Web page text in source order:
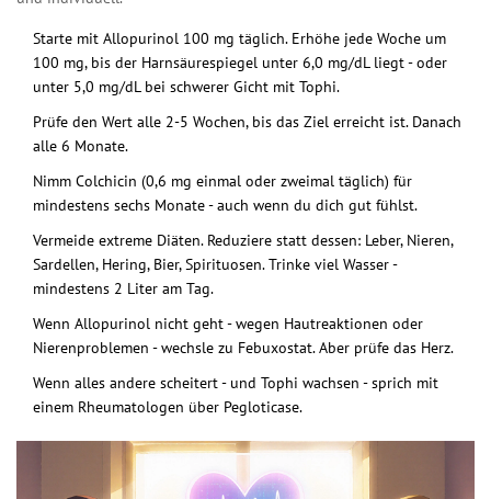
Starte mit Allopurinol 100 mg täglich. Erhöhe jede Woche um
100 mg, bis der Harnsäurespiegel unter 6,0 mg/dL liegt - oder
unter 5,0 mg/dL bei schwerer Gicht mit Tophi.
Prüfe den Wert alle 2-5 Wochen, bis das Ziel erreicht ist. Danach
alle 6 Monate.
Nimm Colchicin (0,6 mg einmal oder zweimal täglich) für
mindestens sechs Monate - auch wenn du dich gut fühlst.
Vermeide extreme Diäten. Reduziere statt dessen: Leber, Nieren,
Sardellen, Hering, Bier, Spirituosen. Trinke viel Wasser -
mindestens 2 Liter am Tag.
Wenn Allopurinol nicht geht - wegen Hautreaktionen oder
Nierenproblemen - wechsle zu Febuxostat. Aber prüfe das Herz.
Wenn alles andere scheitert - und Tophi wachsen - sprich mit
einem Rheumatologen über Pegloticase.